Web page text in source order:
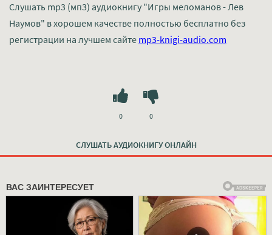
Слушать mp3 (мп3) аудиокнигу "Игры меломанов - Лев
Наумов" в хорошем качестве полностью бесплатно без
регистрации на лучшем сайте mp3-knigi-audio.com
СЛУШАТЬ АУДИОКНИГУ ОНЛАЙН
0 0